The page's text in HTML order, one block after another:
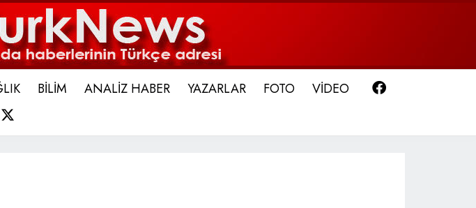
BİLİM ANALİZ HABER YAZARLAR FOTO VİDEO